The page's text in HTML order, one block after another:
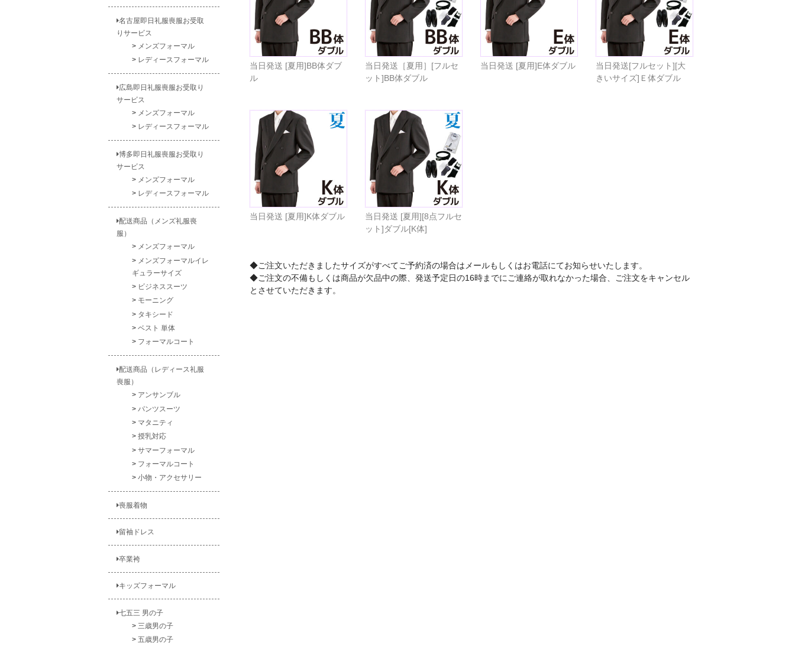
当日発送 [夏用]BB体ダブ
ル
当日発送［夏用］[フルセ
ット]BB体ダブル
当日発送 [夏用]E体ダブル
当日発送[フルセット][大
きいサイズ]Ｅ体ダブル
当日発送 [夏用]K体ダブル
当日発送 [夏用][8点フルセ
ット]ダブル[K体]
◆ご注文いただきましたサイズがすべてご予約済の場合はメールもしくはお電話にてお知らせいたします。
◆ご注文の不備もしくは商品が欠品中の際、発送予定日の16時までにご連絡が取れなかった場合、ご注文をキャンセル
とさせていただきます。
名古屋即日礼服喪服お受取
りサービス
メンズフォーマル
レディースフォーマル
広島即日礼服喪服お受取り
サービス
メンズフォーマル
レディースフォーマル
博多即日礼服喪服お受取り
サービス
メンズフォーマル
レディースフォーマル
配送商品（メンズ礼服喪
服）
メンズフォーマル
メンズフォーマルイレ
ギュラーサイズ
ビジネススーツ
モーニング
タキシード
ベスト 単体
フォーマルコート
配送商品（レディース礼服
喪服）
アンサンブル
パンツスーツ
マタニティ
授乳対応
サマーフォーマル
フォーマルコート
小物・アクセサリー
喪服着物
留袖ドレス
卒業袴
キッズフォーマル
七五三 男の子
三歳男の子
五歳男の子